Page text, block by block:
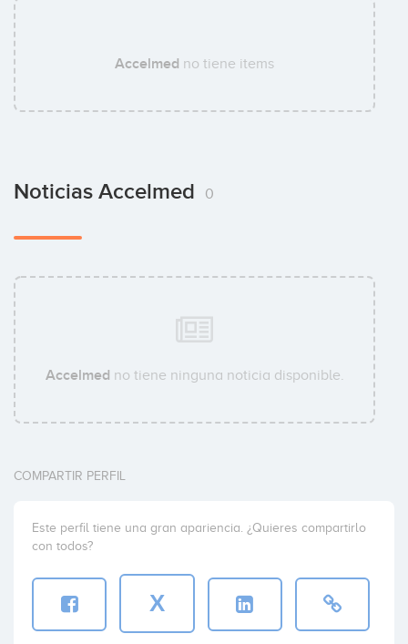
Accelmed no tiene items
Noticias Accelmed 0
Accelmed no tiene ninguna noticia disponible.
COMPARTIR PERFIL
Este perfil tiene una gran apariencia. ¿Quieres compartirlo
con todos?
X